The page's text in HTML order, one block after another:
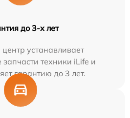
до 3-х лет
устанавливает
техники iLife и
гарантию до 3 лет.